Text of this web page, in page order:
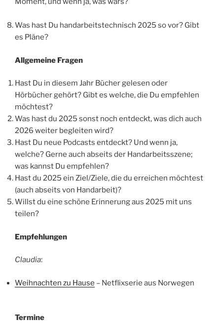
Was hast Du handarbeitstechnisch 2025 so vor? Gibt
es Pläne?
Allgemeine Fragen
Hast Du in diesem Jahr Bücher gelesen oder
Hörbücher gehört? Gibt es welche, die Du empfehlen
möchtest?
Was hast du 2025 sonst noch entdeckt, was dich auch
2026 weiter begleiten wird?
Hast Du neue Podcasts entdeckt? Und wenn ja,
welche? Gerne auch abseits der Handarbeitsszene;
was kannst Du empfehlen?
Hast du 2025 ein Ziel/Ziele, die du erreichen möchtest
(auch abseits von Handarbeit)?
Willst du eine schöne Erinnerung aus 2025 mit uns
teilen?
Empfehlungen
Claudia:
Weihnachten zu Hause – Netflixserie aus Norwegen
Termine